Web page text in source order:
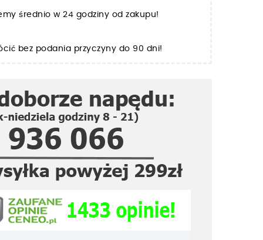
średnio w 24 godziny od zakupu!
bez podania przyczyny do 90 dni!